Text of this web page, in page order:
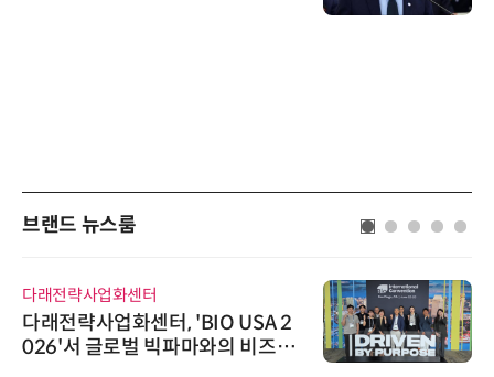
브랜드 뉴스룸
다래전략사업화센터
다래전략사업화센터, 'BIO USA 2
026'서 글로벌 빅파마와의 비즈니